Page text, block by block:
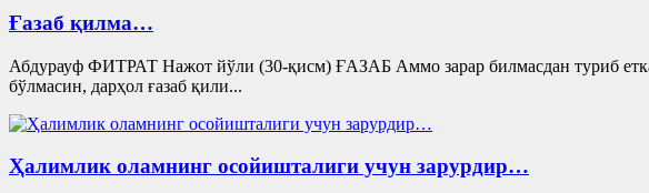
Ғазаб қилма…
Абдурауф ФИТРАТ Нажот йўли (30-қисм) ҒАЗАБ Аммо зарар билмасдан туриб
бўлмасин, дарҳол ғазаб қили...
Ҳалимлик оламнинг осойишталиги учун зарурдир…